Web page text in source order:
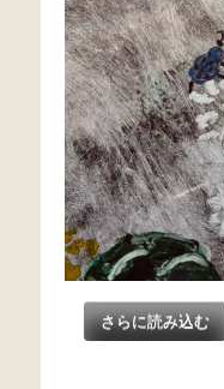
さらに読み込む